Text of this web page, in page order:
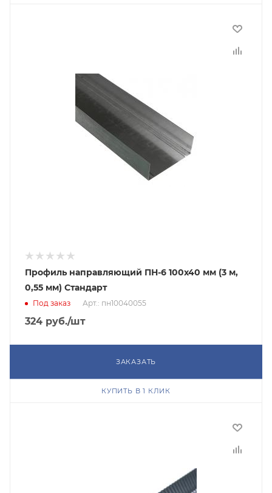
Профиль направляющий ПН-6 100х40 мм (3 м,
0,55 мм) Стандарт
Под заказ Арт.: пн10040055
324 руб./шт
ЗАКАЗАТЬ
КУПИТЬ В 1 КЛИК